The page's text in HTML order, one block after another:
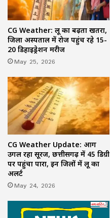
CG Weather: लू का बढ़ता खतरा,
जिला अस्पताल में रोज पहुंच रहे 15-
20 डिहाइड्रेशन मरीज
May 25, 2026
CG Weather Update: आग
उगल रहा सूरज, छत्तीसगढ़ में 45 डिग्री
पर पहुंचा पारा, इन जिलों में लू का
अलर्ट
May 24, 2026